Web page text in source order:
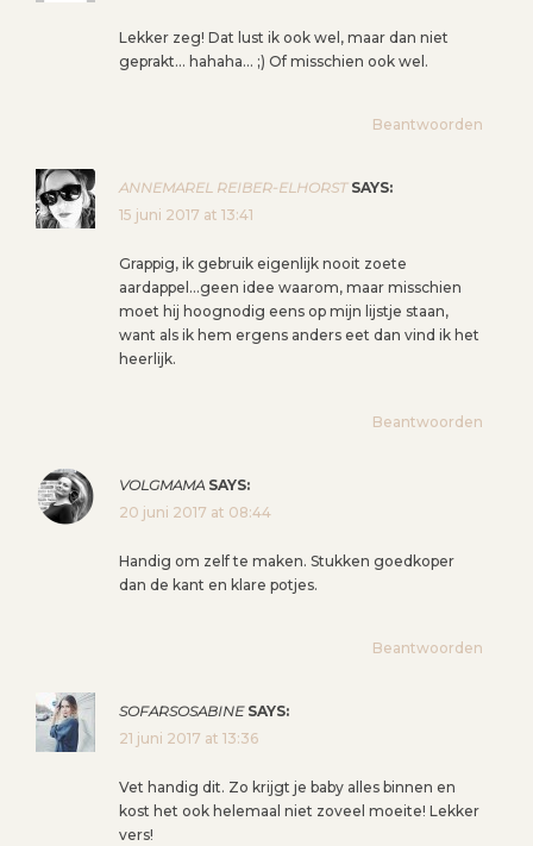
Lekker zeg! Dat lust ik ook wel, maar dan niet
geprakt… hahaha… ;) Of misschien ook wel.
Beantwoorden
ANNEMAREL REIBER-ELHORST SAYS:
15 juni 2017 at 13:41
Grappig, ik gebruik eigenlijk nooit zoete
aardappel…geen idee waarom, maar misschien
moet hij hoognodig eens op mijn lijstje staan,
want als ik hem ergens anders eet dan vind ik het
heerlijk.
Beantwoorden
VOLGMAMA SAYS:
20 juni 2017 at 08:44
Handig om zelf te maken. Stukken goedkoper
dan de kant en klare potjes.
Beantwoorden
SOFARSOSABINE SAYS:
21 juni 2017 at 13:36
Vet handig dit. Zo krijgt je baby alles binnen en
kost het ook helemaal niet zoveel moeite! Lekker
vers!